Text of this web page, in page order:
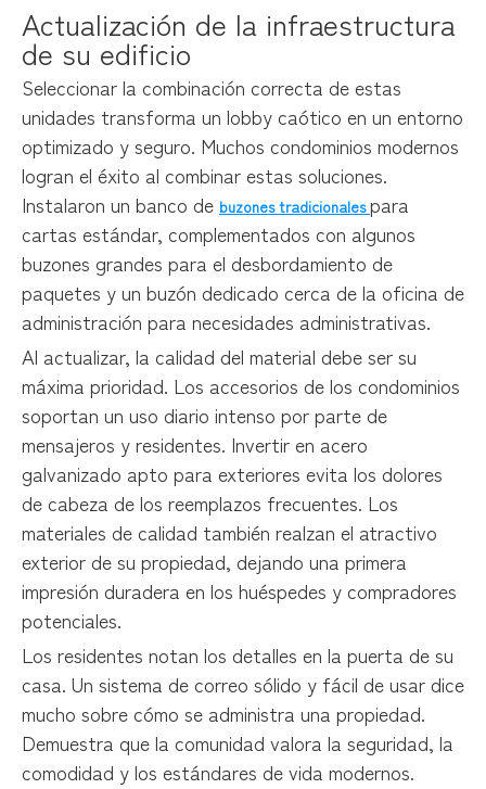
Actualización de la infraestructura
de su edificio
Seleccionar la combinación correcta de estas
unidades transforma un lobby caótico en un entorno
optimizado y seguro. Muchos condominios modernos
logran el éxito al combinar estas soluciones.
Instalaron un banco de buzones tradicionalespara
cartas estándar, complementados con algunos
buzones grandes para el desbordamiento de
paquetes y un buzón dedicado cerca de la oficina de
administración para necesidades administrativas.
Al actualizar, la calidad del material debe ser su
máxima prioridad. Los accesorios de los condominios
soportan un uso diario intenso por parte de
mensajeros y residentes. Invertir en acero
galvanizado apto para exteriores evita los dolores
de cabeza de los reemplazos frecuentes. Los
materiales de calidad también realzan el atractivo
exterior de su propiedad, dejando una primera
impresión duradera en los huéspedes y compradores
potenciales.
Los residentes notan los detalles en la puerta de su
casa. Un sistema de correo sólido y fácil de usar dice
mucho sobre cómo se administra una propiedad.
Demuestra que la comunidad valora la seguridad, la
comodidad y los estándares de vida modernos.